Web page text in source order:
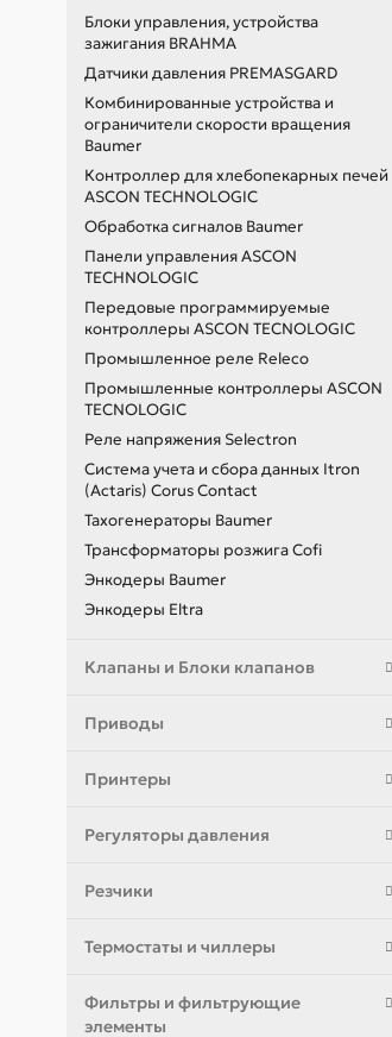
Блоки управления, устройства
зажигания BRAHMA
Датчики давления PREMASGARD
Комбинированные устройства и
ограничители скорости вращения
Baumer
Контроллер для хлебопекарных печей
ASCON TECHNOLOGIC
Обработка сигналов Baumer
Панели управления ASCON
TECHNOLOGIC
Передовые программируемые
контроллеры ASCON TECNOLOGIC
Промышленное реле Releco
Промышленные контроллеры ASCON
TECNOLOGIC
Реле напряжения Selectron
Система учета и сбора данных Itron
(Actaris) Corus Contact
Тахогенераторы Baumer
Трансформаторы розжига Cofi
Энкодеры Baumer
Энкодеры Eltra
Клапаны и Блоки клапанов
Приводы
Принтеры
Регуляторы давления
Резчики
Термостаты и чиллеры
Фильтры и фильтрующие
элементы